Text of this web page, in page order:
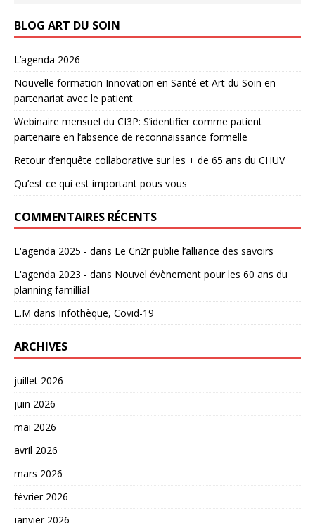
BLOG ART DU SOIN
L’agenda 2026
Nouvelle formation Innovation en Santé et Art du Soin en
partenariat avec le patient
Webinaire mensuel du CI3P: S’identifier comme patient
partenaire en l’absence de reconnaissance formelle
Retour d’enquête collaborative sur les + de 65 ans du CHUV
Qu’est ce qui est important pous vous
COMMENTAIRES RÉCENTS
L'agenda 2025 - dans Le Cn2r publie l’alliance des savoirs
L'agenda 2023 - dans Nouvel évènement pour les 60 ans du
planning famillial
L.M dans Infothèque, Covid-19
ARCHIVES
juillet 2026
juin 2026
mai 2026
avril 2026
mars 2026
février 2026
janvier 2026